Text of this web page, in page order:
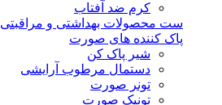
کرم ضد آفتاب
ست محصولات بهداشتی و مراقبتی
پاک کننده های صورت
شیر پاک کن
دستمال مرطوب آرایشی
تونر صورت
تونیک صورت